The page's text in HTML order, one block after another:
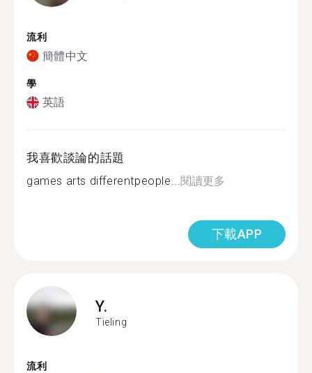
流利
簡體中文
學
英語
我喜歡談論的話題
games arts differentpeople...閱讀更多
下載APP
Y.
Tieling
流利